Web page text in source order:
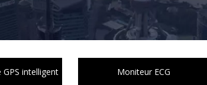
intelligent Moniteur ECG